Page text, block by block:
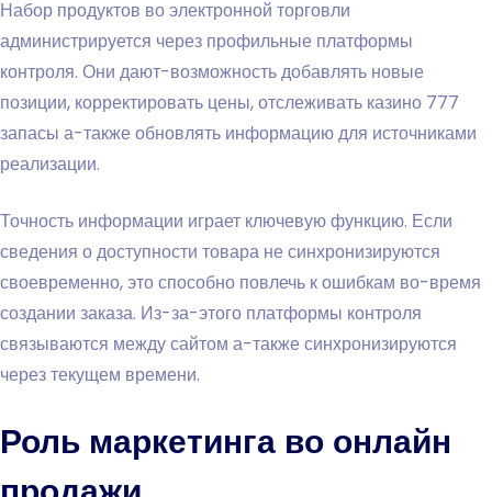
Набор продуктов во электронной торговли
администрируется через профильные платформы
контроля. Они дают-возможность добавлять новые
позиции, корректировать цены, отслеживать казино 777
запасы а-также обновлять информацию для источниками
реализации.
Точность информации играет ключевую функцию. Если
сведения о доступности товара не синхронизируются
своевременно, это способно повлечь к ошибкам во-время
создании заказа. Из-за-этого платформы контроля
связываются между сайтом а-также синхронизируются
через текущем времени.
Роль маркетинга во онлайн